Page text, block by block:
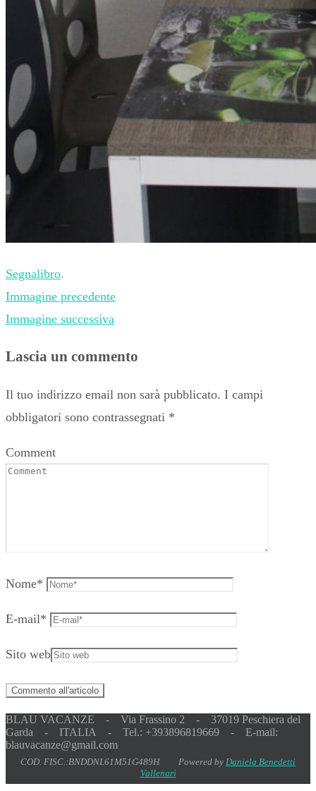
Segnalibro.
Immagine precedente
Immagine successiva
Lascia un commento
Il tuo indirizzo email non sarà pubblicato. I campi
obbligatori sono contrassegnati *
Comment
Nome*
E-mail*
Sito web
BLAU VACANZE - Via Frassino 2 - 37019 Peschiera del
Garda - ITALIA - Tel.: +393896819669 - E-mail:
blauvacanze@gmail.com
COD. FISC.:BNDDNL61M51G489H Powered by Daniela Benedetti
Vallenari